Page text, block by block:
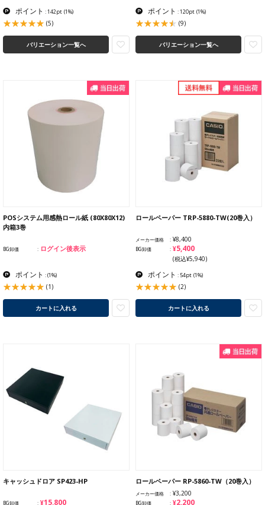
ポイント : 142pt (1%)
(5)
バリエーション一覧へ
ポイント : 120pt (1%)
(9)
バリエーション一覧へ
POSシステム用感熱ロール紙 (80X80X12)
内箱3巻
BG卸価 ログイン後表示
ポイント :(1%)
(1)
カートに入れる
ロールペーパー TRP-5880-TW(20巻入）
メーカー価格 ¥8,400
BG卸価 ¥5,400
(税込¥5,940)
ポイント : 54pt (1%)
(2)
カートに入れる
キャッシュドロア SP423-HP
BG卸価 ¥15,800
ロールペーパー RP-5860-TW（20巻入）
メーカー価格 ¥3,200
BG卸価 ¥2,200